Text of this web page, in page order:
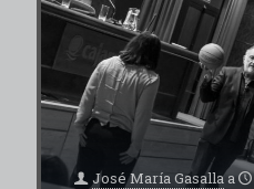
José María Gasalla a